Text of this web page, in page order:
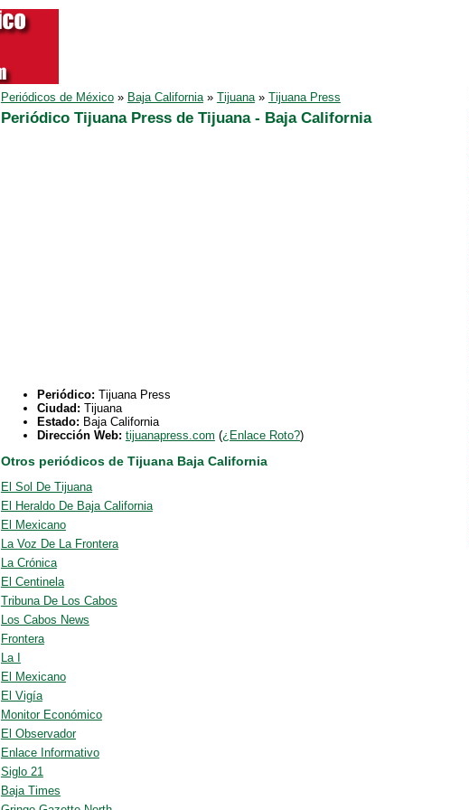
Periódicos de México» Baja California» Tijuana» Tijuana Press
Periódico Tijuana Press de Tijuana - Baja California
Periódico: Tijuana Press
Ciudad: Tijuana
Estado: Baja California
Dirección Web: tijuanapress.com (¿Enlace Roto?)
Otros periódicos de Tijuana Baja California
El Sol De Tijuana
El Heraldo De Baja California
El Mexicano
La Voz De La Frontera
La Crónica
El Centinela
Tribuna De Los Cabos
Los Cabos News
Frontera
La I
El Mexicano
El Vigía
Monitor Económico
El Observador
Enlace Informativo
Siglo 21
Baja Times